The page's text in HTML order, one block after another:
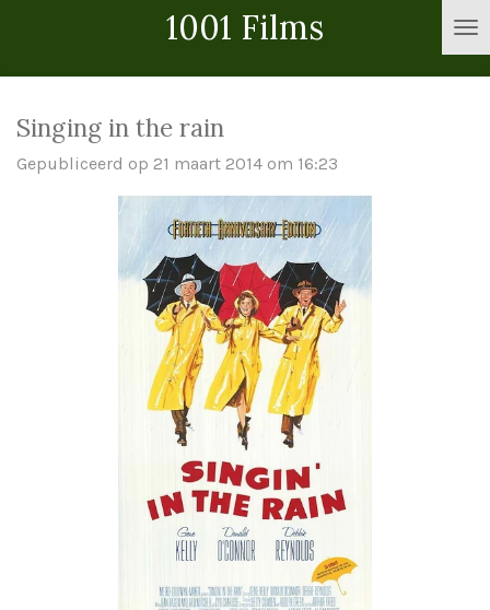
hoofdinhoud
1001 Films
Singing in the rain
Gepubliceerd op 21 maart 2014 om 16:23